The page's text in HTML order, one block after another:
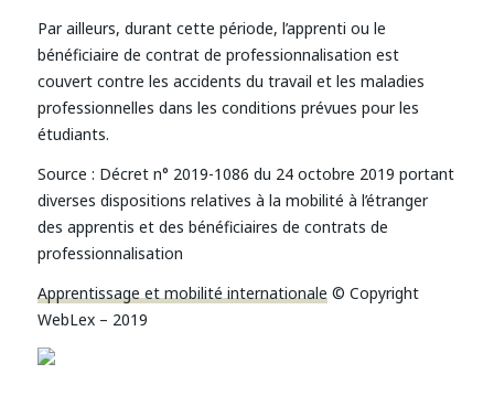
Par ailleurs, durant cette période, l’apprenti ou le
bénéficiaire de contrat de professionnalisation est
couvert contre les accidents du travail et les maladies
professionnelles dans les conditions prévues pour les
étudiants.
Source : Décret n° 2019-1086 du 24 octobre 2019 portant
diverses dispositions relatives à la mobilité à l’étranger
des apprentis et des bénéficiaires de contrats de
professionnalisation
Apprentissage et mobilité internationale © Copyright
WebLex – 2019